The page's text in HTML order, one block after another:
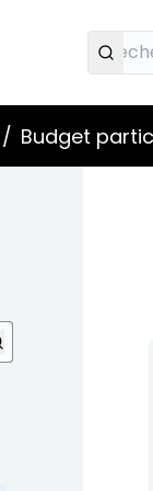
/ Budget